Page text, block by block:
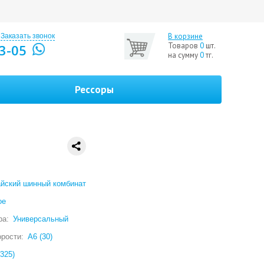
Заказать звонок
05
В корзине
Товаров 0 шт.
на сумму0тг.
Рессоры
шинный комбинат
Универсальный
A6 (30)